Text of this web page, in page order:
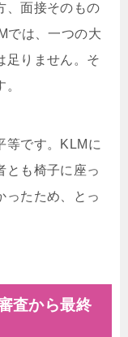
、面接そのもの
では、一つの大
足りません。そ
等です。KLMに
とも椅子に座っ
ったため、とっ
査から最終